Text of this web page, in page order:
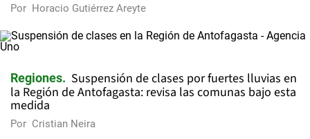
Por Horacio Gutiérrez Areyte
Regiones
Suspensión de clases por fuertes lluvias en
la Región de Antofagasta: revisa las comunas bajo esta
medida
Por Cristian Neira